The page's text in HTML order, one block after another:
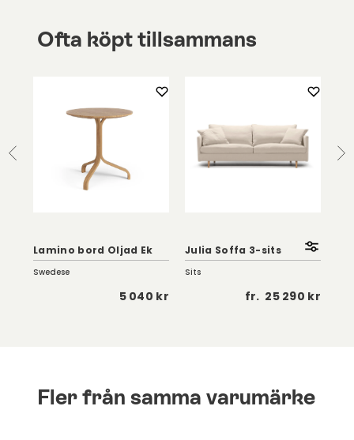
Ofta köpt tillsammans
Lamino bord Oljad Ek
Swedese
5 040 kr
Julia Soffa 3-sits
Sits
fr. 25 290 kr
Fler från samma varumärke